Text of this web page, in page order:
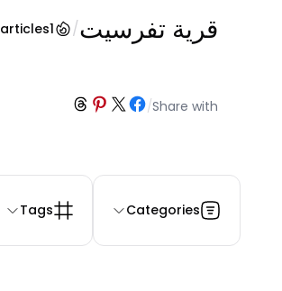
قرية تفرسيت/
1
articles
Share with
/
Share on Facebook
Share on X
Share on Pinterest
Share on Threads
Categories
Tags